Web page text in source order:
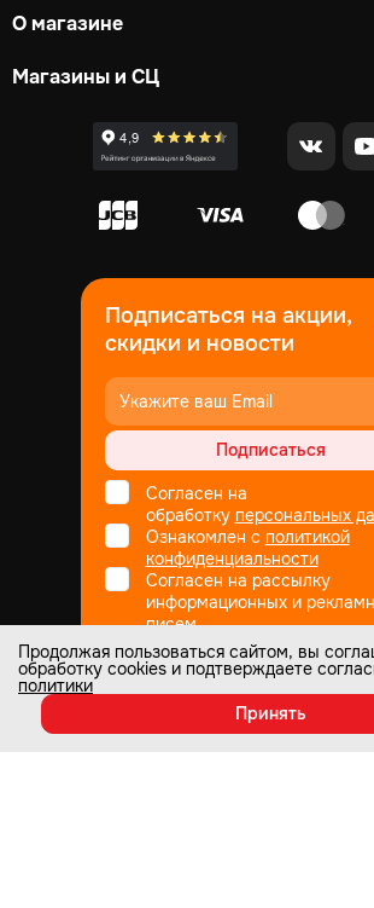
О магазине
Магазины и СЦ
Подписаться на акции,
скидки и новости
Подписаться
Согласен на
обработку персональных
Ознакомлен с политикой
конфиденциальности
Согласен на рассылку
информационных и
писем
Не является публичной
© Все права защищены
Продолжая пользоваться сайтом, вы
обработку cookies и подтверждаете
политики
Принять